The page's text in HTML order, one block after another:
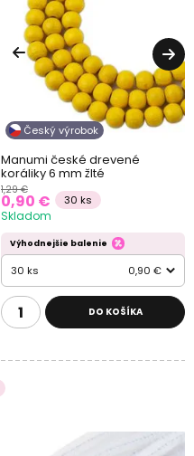
Český výrobok
Manumi české drevené
koráliky 6 mm žlté
1,29 €
0,90 € 30 ks
Skladom
Výhodnejšie balenie
30 ks 0,90 €
DO KOŠÍKA